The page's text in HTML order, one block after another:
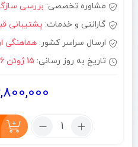
مشاوره تخصصی: بررسی
گارانتی و خدمات: پشتیبانی
ارسال سراسر کشور: هماهنگی
تاریخ به روز رسانی: 15 ژوئن 2026
تعداد: